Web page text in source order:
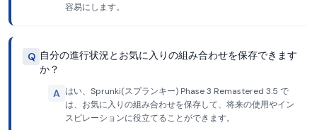
容易にします。
Q 自分の進行状況とお気に入りの組み合わせを保存できます
か？
A はい、Sprunki(スプランキー) Phase 3 Remastered 3.5 で
は、お気に入りの組み合わせを保存して、将来の使用やイン
スピレーションに役立てることができます。